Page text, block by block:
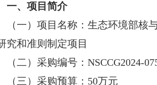
一、项目简介
（一）项目名称：生态环境部核
究和准则制定项目
（二）采购编号：NSCCG2024-
（三）采购预算：50万元